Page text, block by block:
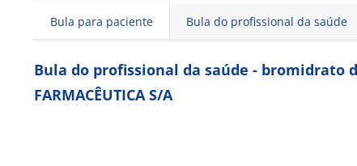
Bula para paciente Bula do profissional da saúde
Bula do profissional da saúde - bromidrato
FARMACÊUTICA S/A